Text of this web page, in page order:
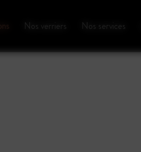
Nos verriers Nos services